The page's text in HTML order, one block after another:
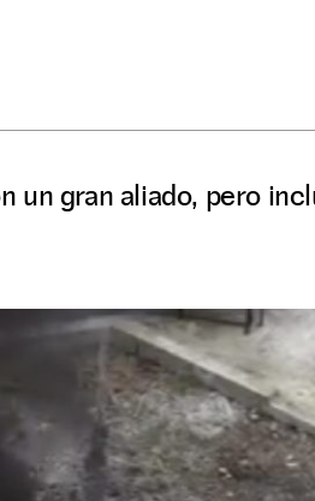
un gran aliado, pero